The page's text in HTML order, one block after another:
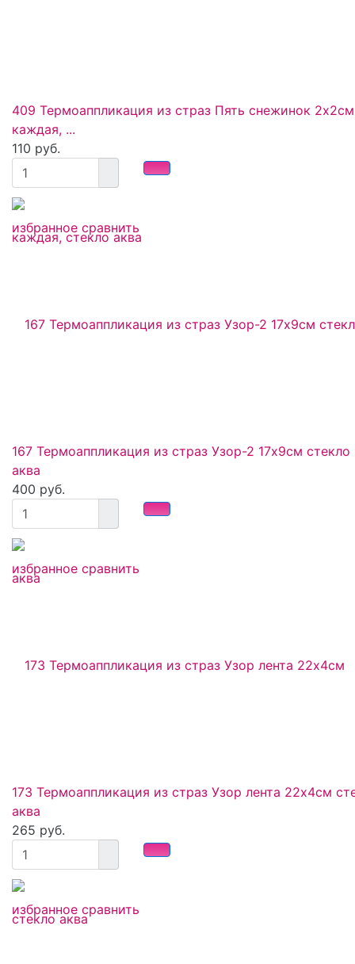
избранное сравнить
409 Термоаппликация из страз Пять снежинок 2х2см
каждая, ...
110 руб.
избранное сравнить
167 Термоаппликация из страз Узор-2 17х9см стекло
аква
400 руб.
избранное сравнить
173 Термоаппликация из страз Узор лента 22х4см
аква
265 руб.